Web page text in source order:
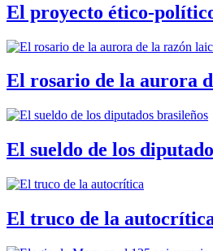
El proyecto ético-
El rosario de la aurora
El sueldo de los
El truco de la